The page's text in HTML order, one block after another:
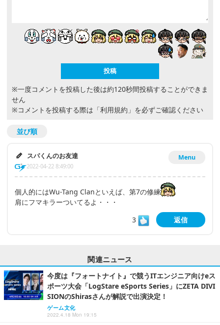
※一度コメントを投稿した後は約120秒間投稿することができま
せん
※コメントを投稿する際は 「利用規約」 を必ずご確認ください
並び順
Menu
スパくんのお友達
2022-04-22 8:49:00
個人的にはWu-Tang Clanといえば、第7の修練
肩にフマキラーついてるよ・・・
3
返信
関連ニュース
今度は『フォートナイト』で競うITエンジニア向けeス
ポーツ大会「LogStare eSports Series」にZETA DIVI
SIONのShirasさんが解説で出演決定！
ゲーム文化
2022.4.18 Mon 19:15